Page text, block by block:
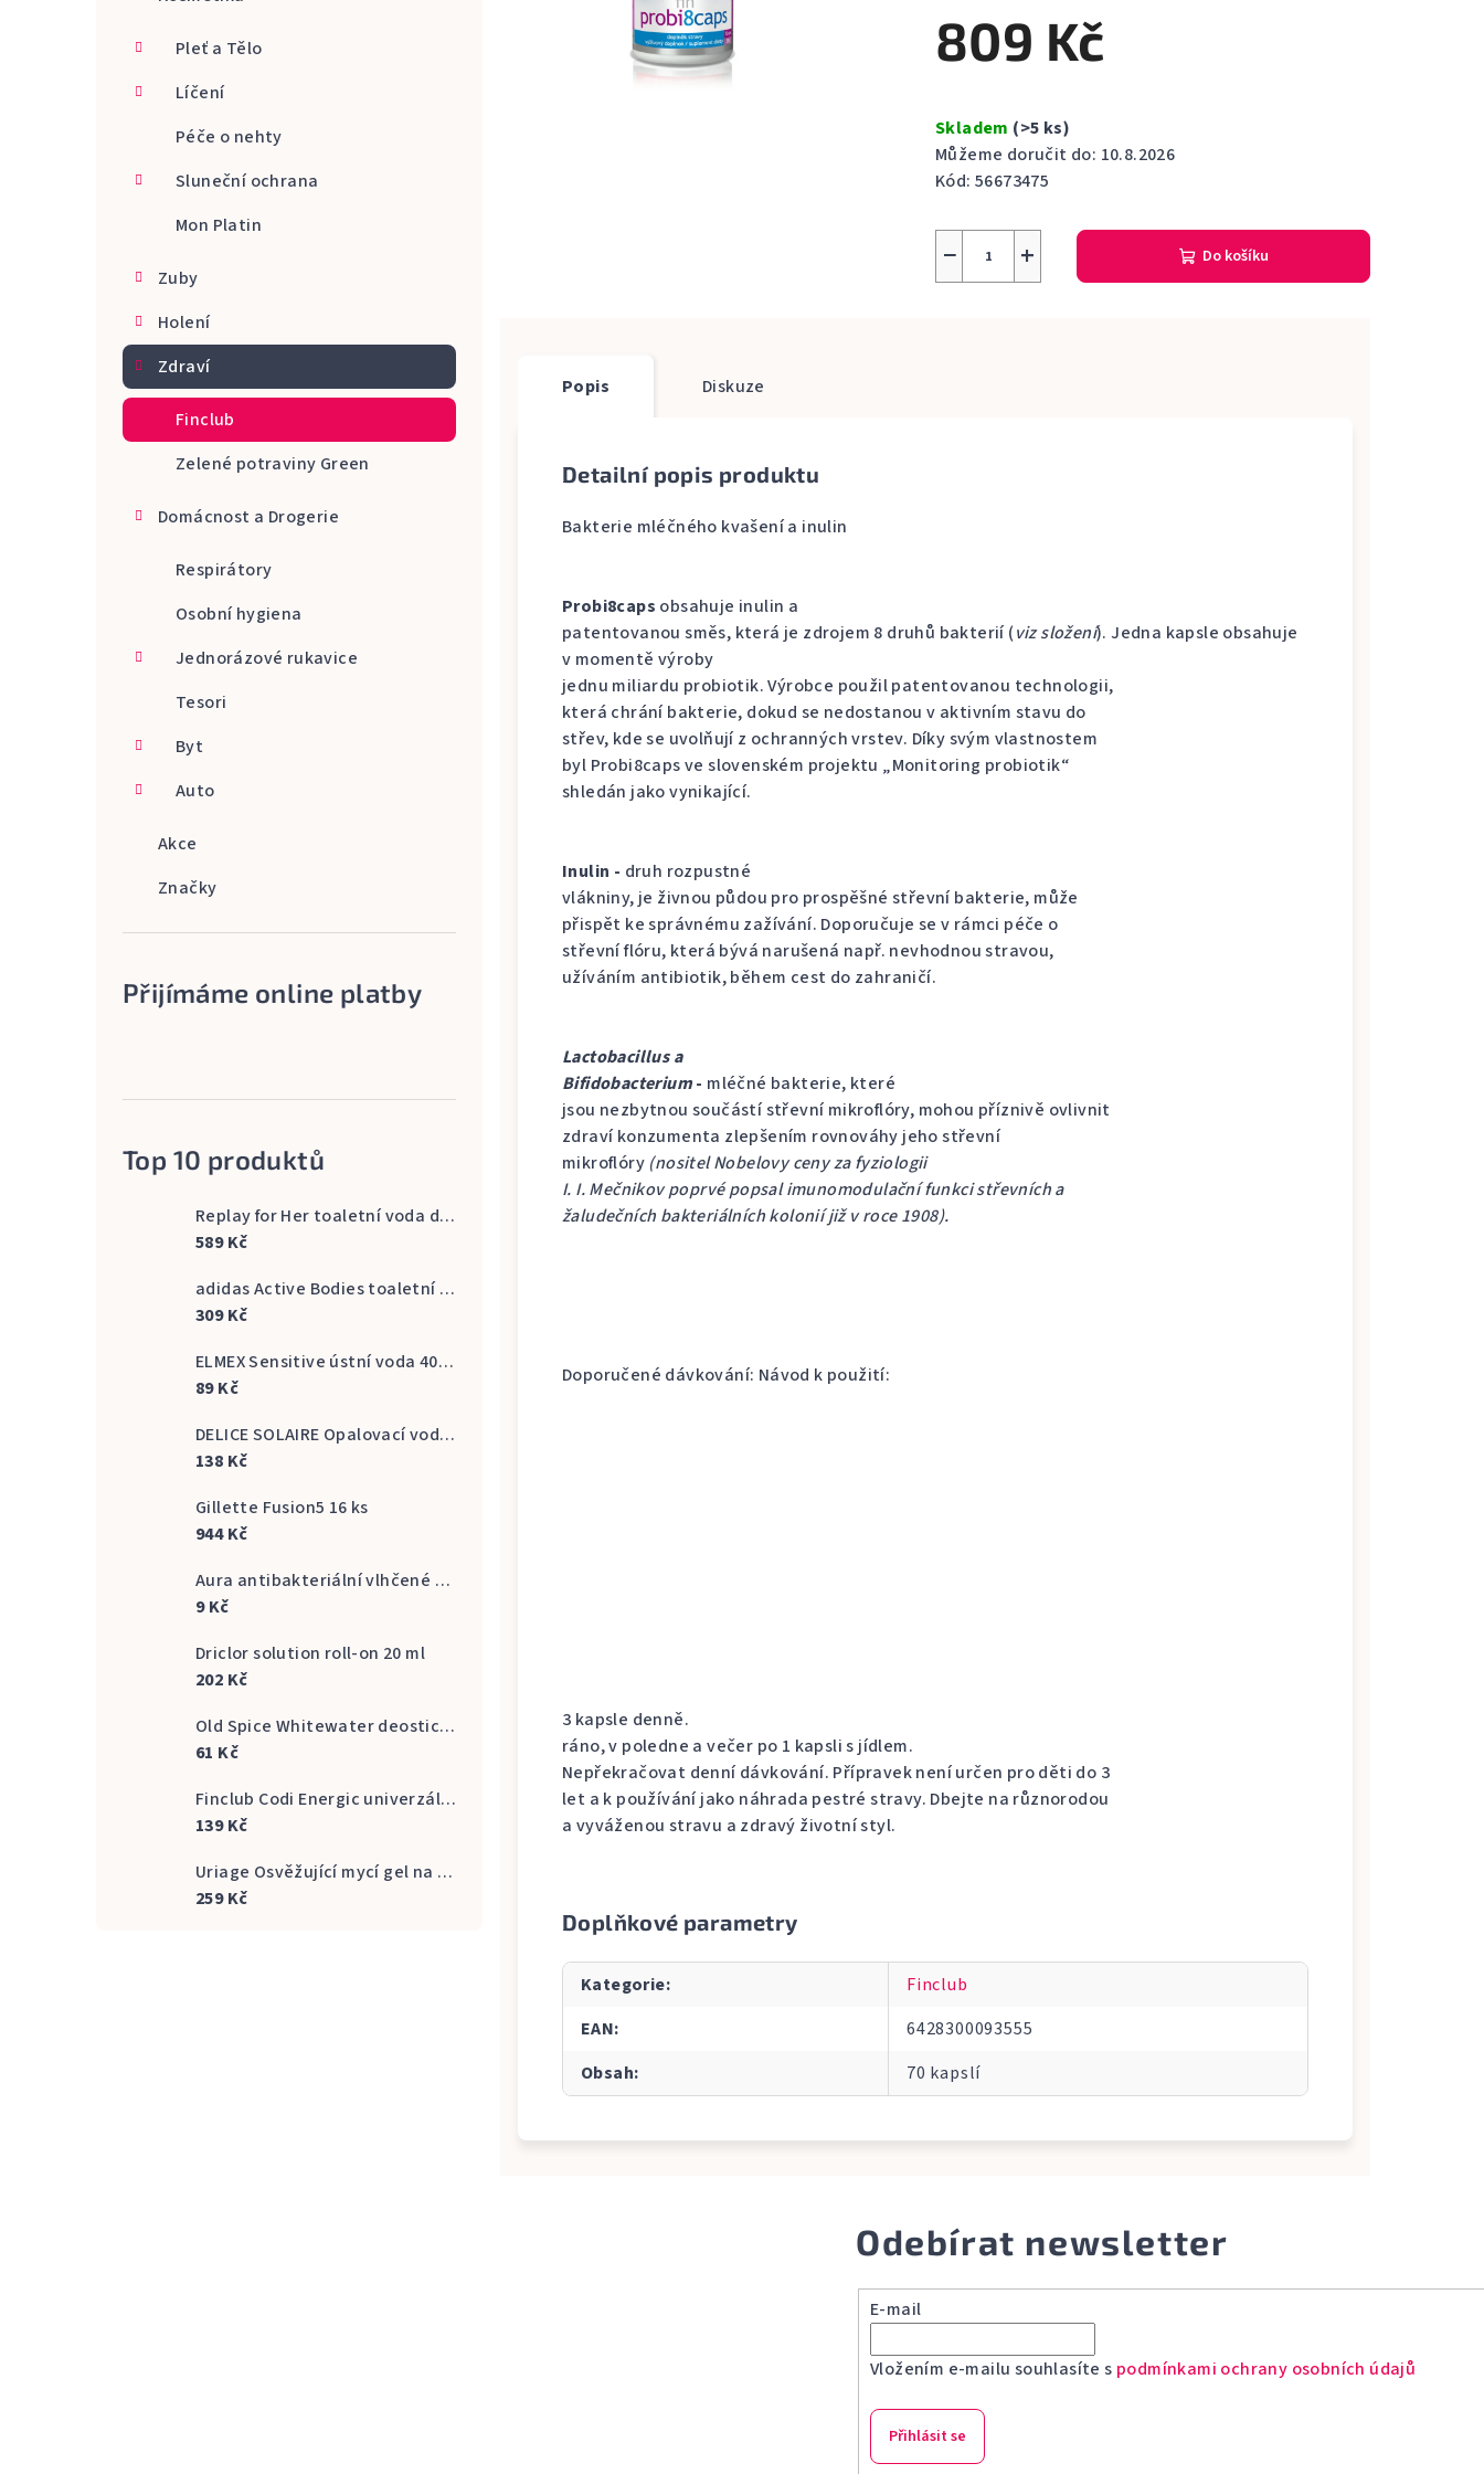
Pleť a Tělo
Líčení
Péče o nehty
Sluneční ochrana
Mon Platin
Zuby
Holení
Zdraví
Finclub
Zelené potraviny Green
Domácnost a Drogerie
Respirátory
Osobní hygiena
Jednorázové rukavice
Tesori
Byt
Auto
Akce
Značky
Přijímáme online platby
Top 10 produktů
Replay for Her toaletní voda dámská 60 ml
589 Kč
adidas Active Bodies toaletní voda pánská 100 ml
309 Kč
ELMEX Sensitive ústní voda 400 ml
89 Kč
DELICE SOLAIRE Opalovací voda Fresh Bronze s vůní kokosu 500 ml
138 Kč
Gillette Fusion5 16 ks
944 Kč
Aura antibakteriální vlhčené ubrousky na ruce 20 ks
9 Kč
Driclor solution roll-on 20 ml
202 Kč
Old Spice Whitewater deostick 50 ml
61 Kč
Finclub Codi Energic univerzální odmašťovač náplň 750 ml
139 Kč
Uriage Osvěžující mycí gel na intimní hygienu Gyn Phy Refreshing Gel Intimate Hygiene 500 ml
259 Kč
je
0,0
hvězdiček.
809 Kč
cena:
Skladem (>5 ks)
Můžeme doručit do: 10.8.2026
Kód: 56673475
+
− Do košíku
Popis Diskuze
Detailní popis produktu
Bakterie mléčného kvašení a inulin
Probi8caps obsahuje inulin a
patentovanou směs, která je zdrojem 8 druhů bakterií (viz složení). Jedna kapsle obsahuje
v momentě výroby
jednu miliardu probiotik. Výrobce použil patentovanou technologii,
která chrání bakterie, dokud se nedostanou v aktivním stavu do
střev, kde se uvolňují z ochranných vrstev. Díky svým vlastnostem
byl Probi8caps ve slovenském projektu „Monitoring probiotik“
shledán jako vynikající.
Inulin - druh rozpustné
vlákniny, je živnou půdou pro prospěšné střevní bakterie, může
přispět ke správnému zažívání. Doporučuje se v rámci péče o
střevní flóru, která bývá narušená např. nevhodnou stravou,
užíváním antibiotik, během cest do zahraničí.
Lactobacillus a
Bifidobacterium- mléčné bakterie, které
jsou nezbytnou součástí střevní mikroflóry, mohou příznivě ovlivnit
zdraví konzumenta zlepšením rovnováhy jeho střevní
mikroflóry (nositel Nobelovy ceny za fyziologii
I. I. Mečnikov poprvé popsal imunomodulační funkci střevních a
žaludečních bakteriálních kolonií již v roce 1908).
Doporučené dávkování: Návod k použití:
3 kapsle denně.
ráno, v poledne a večer po 1 kapsli s jídlem.
Nepřekračovat denní dávkování. Přípravek není určen pro děti do 3
let a k používání jako náhrada pestré stravy. Dbejte na různorodou
a vyváženou stravu a zdravý životní styl.
Doplňkové parametry
Kategorie:
Finclub
EAN:
6428300093555
Obsah: 70 kapslí
Odebírat newsletter
E-mail
Vložením e-mailu souhlasíte s podmínkami ochrany osobních údajů
Přihlásit se